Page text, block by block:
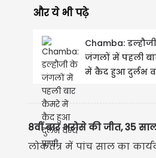
और ये भी पढ़े
Chamba:
जंगलों में पहली
में कैद हुआ दुर्लभ
8वीं बार ​भरोसे की जीत, 35
​लोकतंत्र में पांच साल का